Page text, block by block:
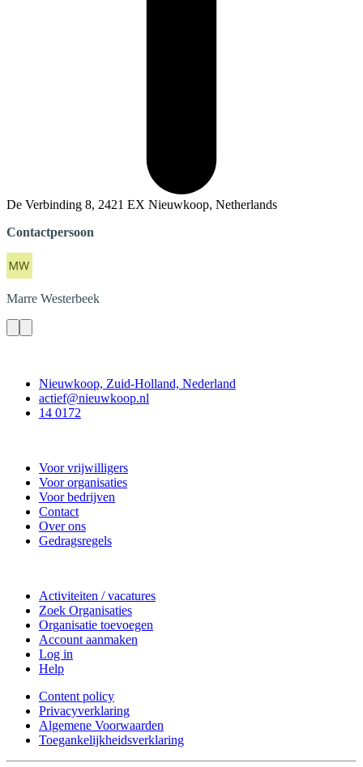
De Verbinding 8, 2421 EX Nieuwkoop, Netherlands
Contactpersoon
Marre Westerbeek
Nieuwkoop, Zuid-Holland, Nederland
actief@nieuwkoop.nl
14 0172
Voor vrijwilligers
Voor organisaties
Voor bedrijven
Contact
Over ons
Gedragsregels
Activiteiten / vacatures
Zoek Organisaties
Organisatie toevoegen
Account aanmaken
Log in
Help
Content policy
Privacyverklaring
Algemene Voorwaarden
Toegankelijkheidsverklaring